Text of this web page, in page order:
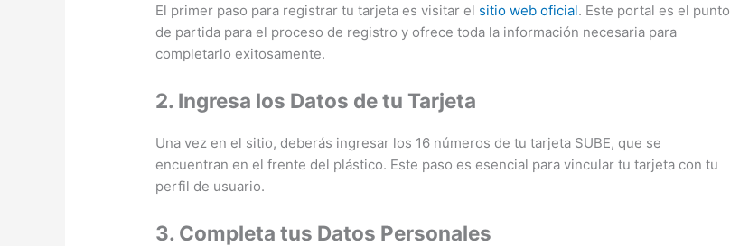
El primer paso para registrar tu tarjeta es visitar el sitio web oficial. Este portal es el punto
de partida para el proceso de registro y ofrece toda la información necesaria para
completarlo exitosamente.
2. Ingresa los Datos de tu Tarjeta
Una vez en el sitio, deberás ingresar los 16 números de tu tarjeta SUBE, que se
encuentran en el frente del plástico. Este paso es esencial para vincular tu tarjeta con tu
perfil de usuario.
3. Completa tus Datos Personales